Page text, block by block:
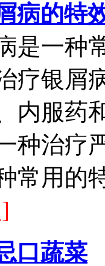
病的特
是一种
疗银屑
内服药
种治疗
常用的
口蔬菜